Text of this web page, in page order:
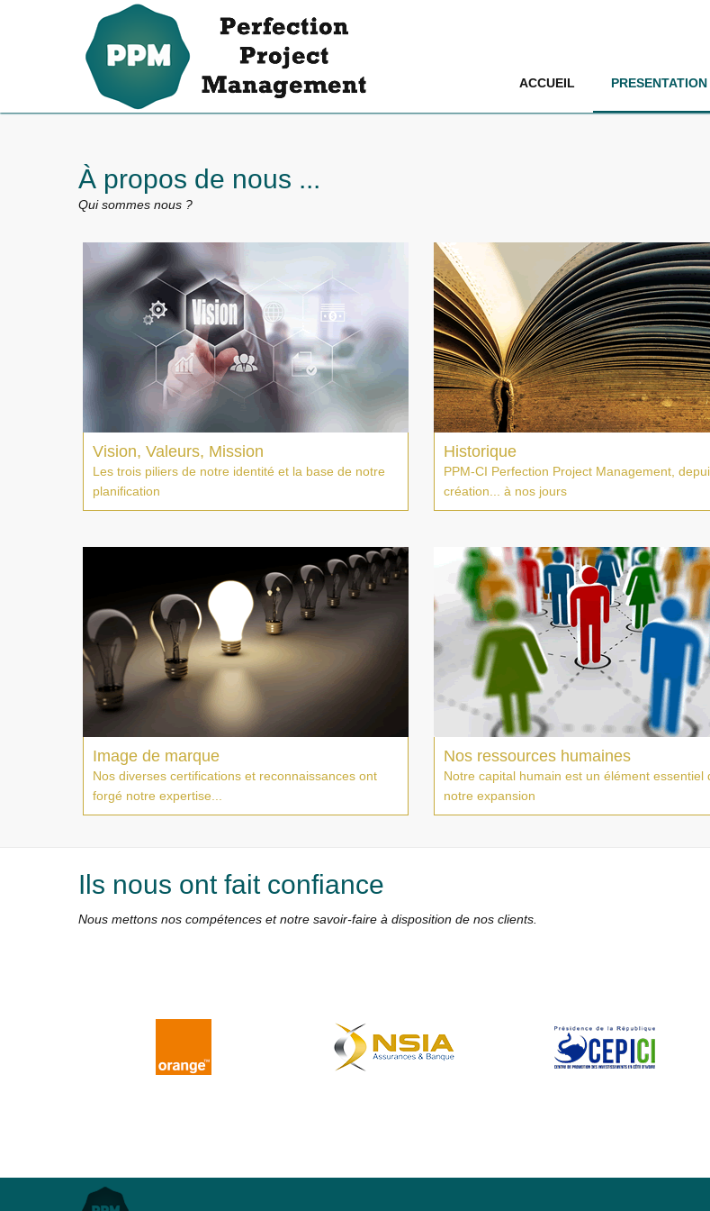
ACCUEIL PRESENTATION
À propos de nous ...
Qui sommes nous ?
Vision, Valeurs, Mission
Les trois piliers de notre identité et la base de notre
planification
Historique
PPM-CI Perfection Project Management,
création... à nos jours
Image de marque
Nos diverses certifications et reconnaissances ont
forgé notre expertise...
Nos ressources humaines
Notre capital humain est un élément essentiel
notre expansion
Ils nous ont fait confiance
Nous mettons nos compétences et notre savoir-faire à disposition de nos clients.